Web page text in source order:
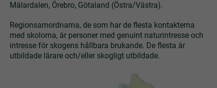
Mälardalen, Örebro, Götaland (Östra/Västra).
Regionsamordnarna, de som har de flesta kontakterna
med skolorna, är personer med genuint naturintresse och
intresse för skogens hållbara brukande. De flesta är
utbildade lärare och/eller skogligt utbildade.